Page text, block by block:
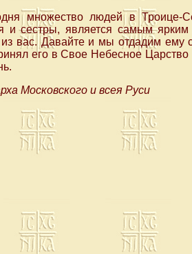
множество людей в Троице-
и сестры, является самым ярким
вас. Давайте и мы отдадим ему
его в Свое Небесное
Московского и всея Руси